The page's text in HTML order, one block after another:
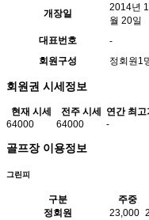
개장일
2014년
월 20일
대표번호 -
회원구성
회원권 시세정보
현재 시세 전주 시세 연간 최고
64000
64000 -
골프장 이용정보
그린피
구분 주중
정회원
23,000